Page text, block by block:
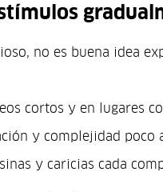
no es buena idea
cortos y en lugares
y complejidad poco
y caricias cada